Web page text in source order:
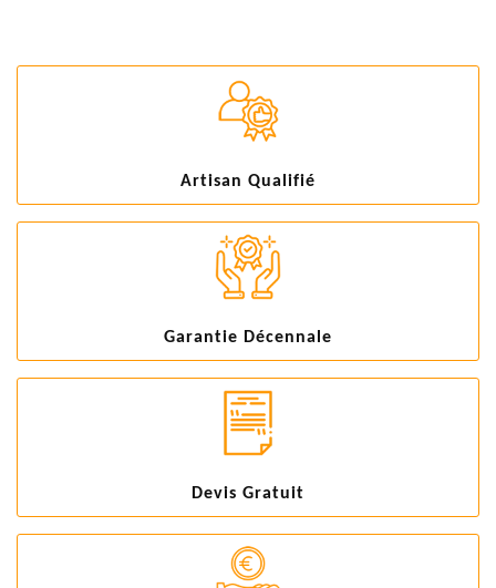
Artisan Qualifié
Garantie Décennale
Devis Gratuit